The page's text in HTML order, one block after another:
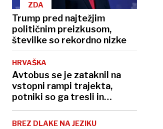
ZDA
Trump pred najtežjim
političnim preizkusom,
številke so rekordno nizke
HRVAŠKA
Avtobus se je zataknil na
vstopni rampi trajekta,
potniki so ga tresli in
potiskali
BREZ DLAKE NA JEZIKU